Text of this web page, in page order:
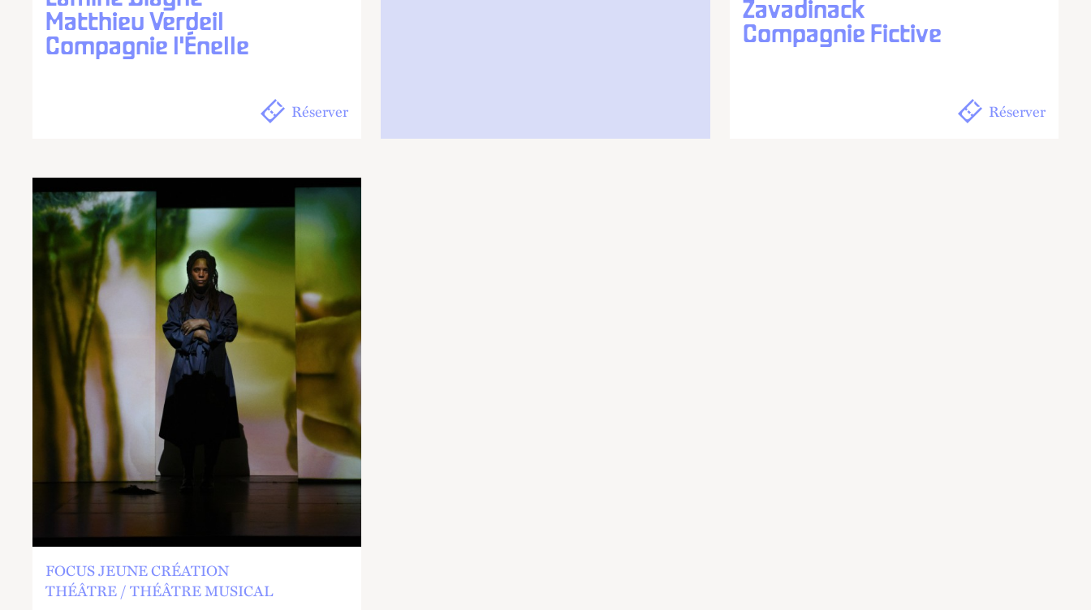
Matthieu Verdeil
Compagnie l'Énelle
Réserver
Zavadinack
Compagnie Fictive
Réserver
FOCUS JEUNE CRÉATION
THÉÂTRE THÉÂTRE MUSICAL